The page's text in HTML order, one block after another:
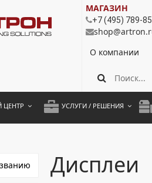
МАГАЗИН
+7 (495) 789-
О компании
ЦЕНТР УСЛУГИ / РЕШЕНИЯ
ПОКОПИЙНАЯ ПЕЧАТЬ
КОНТРОЛЬ ПЕЧАТИ
Дисплеи